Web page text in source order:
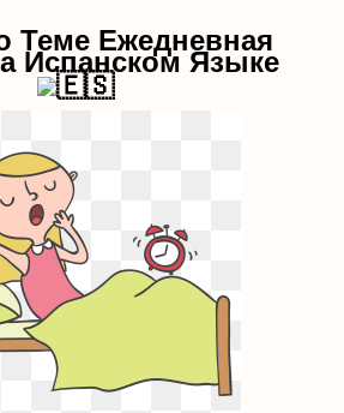
Теме Ежедневная
Испанском Языке